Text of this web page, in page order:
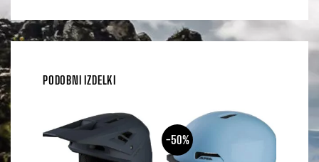
PODOBNI IZDELKI
-50%